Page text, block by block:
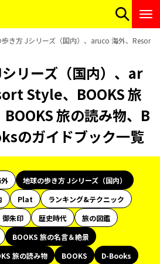
き方 Jシリーズ（国内）、aruco 海外、Resort
リーズ（国内）、ar
Style、BOOKS 旅
旅の読み物、B
のガイドブック一覧
地球の歩き方 Jシリーズ（国内）
Plat
ランキング&テクニック
御朱印 歴史時代
旅の図鑑
BOOKS 旅の名言＆絶景
旅の読み物 BOOKS
D-Books